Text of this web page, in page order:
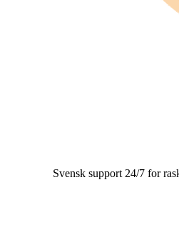
Svensk support 24/7 for